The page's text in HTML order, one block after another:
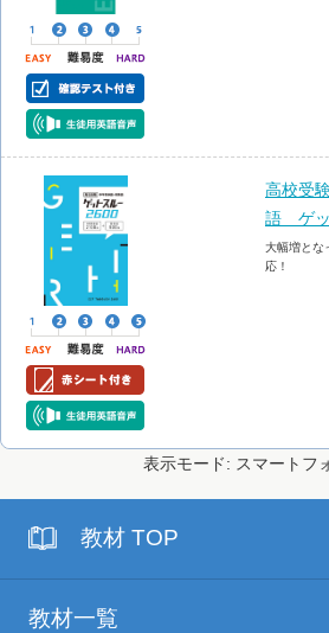
高校受
語 ゲッ
大幅増とな
応！
表示モード: スマートフ
教材 TOP
教材一覧